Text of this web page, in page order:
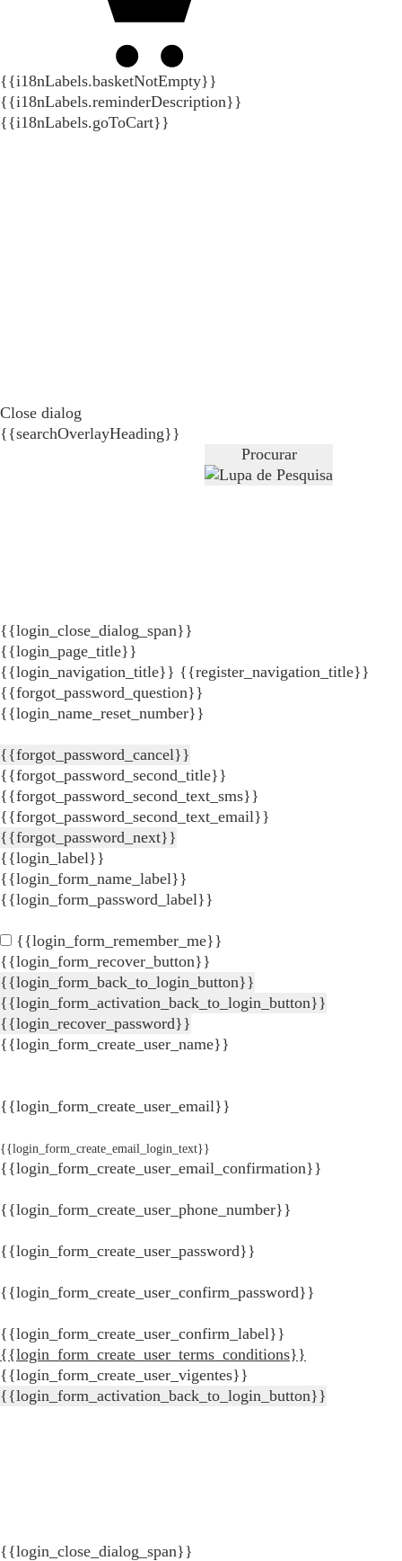
{{i18nLabels.basketNotEmpty}}
{{i18nLabels.reminderDescription}}
{{i18nLabels.goToCart}}
Close dialog
{{searchOverlayHeading}}
Procurar
{{login_close_dialog_span}}
{{login_page_title}}
{{login_navigation_title}} {{register_navigation_title}}
{{forgot_password_question}}
{{login_name_reset_number}}
{{forgot_password_cancel}}
{{forgot_password_second_title}}
{{forgot_password_second_text_sms}}
{{forgot_password_second_text_email}}
{{forgot_password_next}}
{{login_label}}
{{login_form_name_label}}
{{login_form_password_label}}
{{login_form_remember_me}}
{{login_form_recover_button}}
{{login_form_back_to_login_button}}
{{login_form_activation_back_to_login_button}}
{{login_recover_password}}
{{login_form_create_user_name}}
{{login_form_create_user_email}}
{{login_form_create_email_login_text}}
{{login_form_create_user_email_confirmation}}
{{login_form_create_user_phone_number}}
{{login_form_create_user_password}}
{{login_form_create_user_confirm_password}}
{{login_form_create_user_confirm_label}}
{{login_form_create_user_terms_conditions}}
{{login_form_create_user_vigentes}}
{{login_form_activation_back_to_login_button}}
{{login_close_dialog_span}}